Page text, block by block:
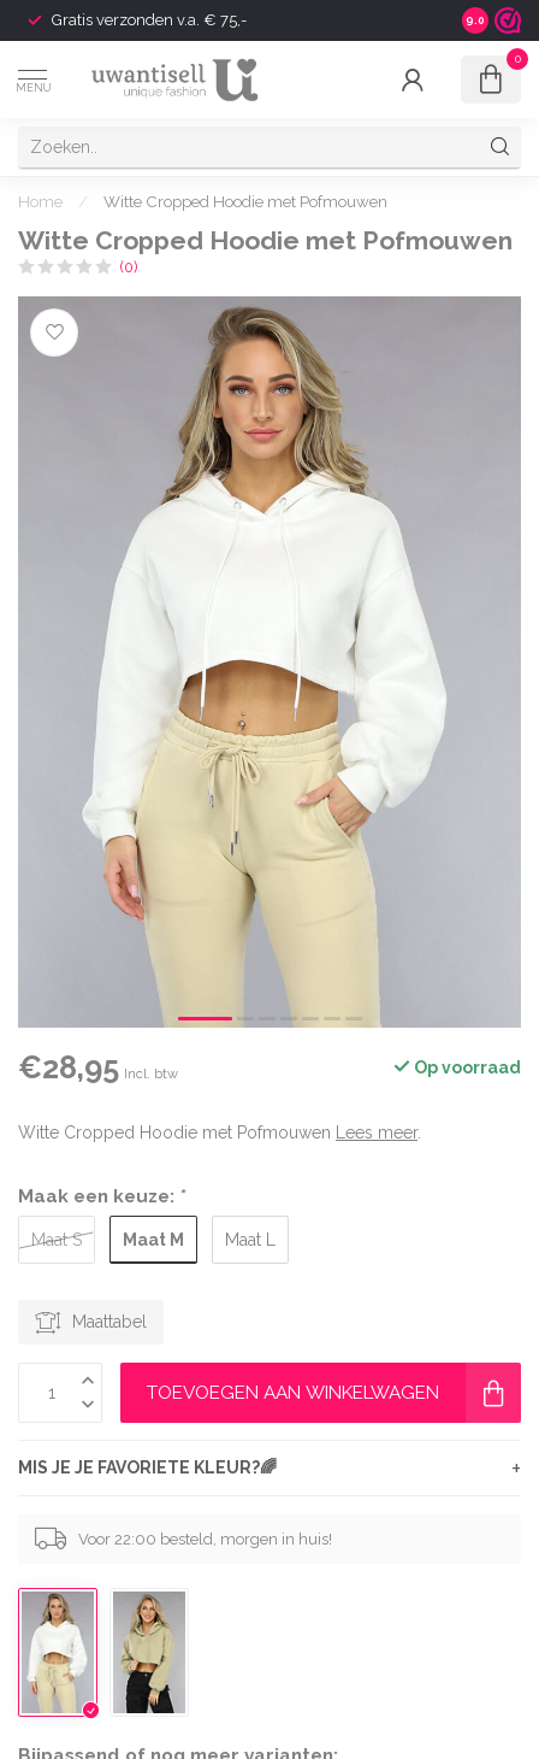
Gratis verzonden v.a. € 75,- Shipping
9.0
MENU
0
Home / Witte Cropped Hoodie met Pofmouwen
Witte Cropped Hoodie met Pofmouwen
(0)
€28,95 Incl. btw Op voorraad
Witte Cropped Hoodie met Pofmouwen Lees meer.
Maak een keuze: *
Maat S Maat M Maat L
Maattabel
TOEVOEGEN AAN WINKELWAGEN
MIS JE JE FAVORIETE KLEUR?🌈 +
Voor 22:00 besteld, morgen in huis!